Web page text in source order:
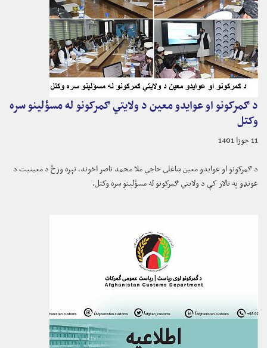
د ګمرکونو او عوایدو معین د ولایتي ګمرکونو له مسؤلینو سره
وکتل
11 جوزا 1401
د ګمرکونو او عوایدو معین ښاغلي حاجي ملا محمد ناصر اخوند، تېره ورځ د معینیت د
غونډو په تالار کې د ولایتي ګمرکونو له مسؤلینو سره وکتل.